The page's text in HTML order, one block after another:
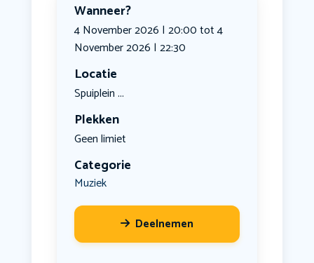
Wanneer?
4 November 2026 | 20:00 tot 4
November 2026 | 22:30
Locatie
Spuiplein ...
Plekken
Geen limiet
Categorie
Muziek
Deelnemen